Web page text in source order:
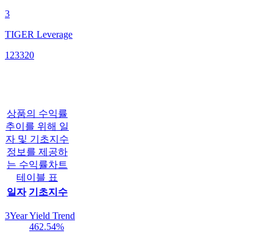
3
TIGER Leverage
123320
상품의 수익률
추이를 위해 일
자 및 기초지수
정보를 제공하
는 수익률차트
테이블 표
일자 기초지수
3Year Yield Trend
462.54%